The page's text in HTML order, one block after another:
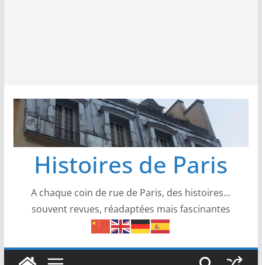
Histoires de Paris
A chaque coin de rue de Paris, des histoires…
souvent revues, réadaptées mais fascinantes